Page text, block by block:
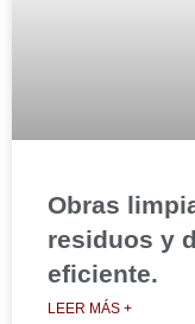
Obras
residuos y
eficiente.
LEER MÁS +